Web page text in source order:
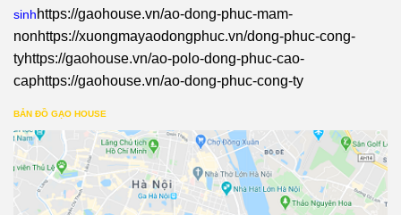
sinhhttps://gaohouse.vn/ao-dong-phuc-mam-
nonhttps://xuongmayaodongphuc.vn/dong-phuc-cong-
tyhttps://gaohouse.vn/ao-polo-dong-phuc-cao-
caphttps://gaohouse.vn/ao-dong-phuc-cong-ty
BẢN ĐỒ GẠO HOUSE